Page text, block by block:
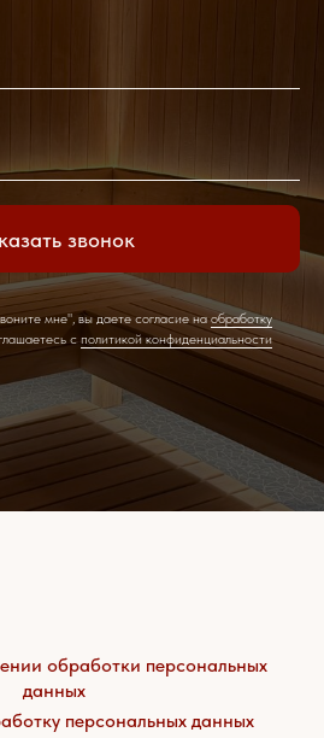
звонок
мне", вы даете согласие наобработку
c политикой конфиденциальности
обработки персональных
данных
персональных данных